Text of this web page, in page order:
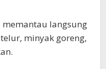
langsung
minyak goreng,